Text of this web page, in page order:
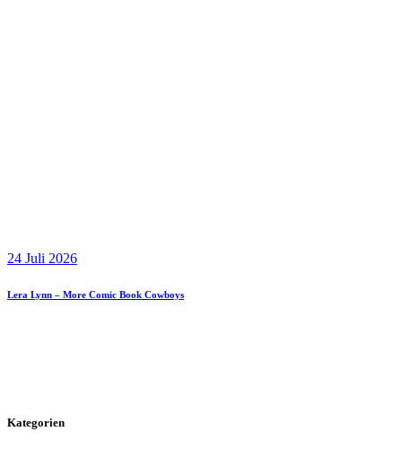
24 Juli 2026
Lera Lynn – More Comic Book Cowboys
Kategorien